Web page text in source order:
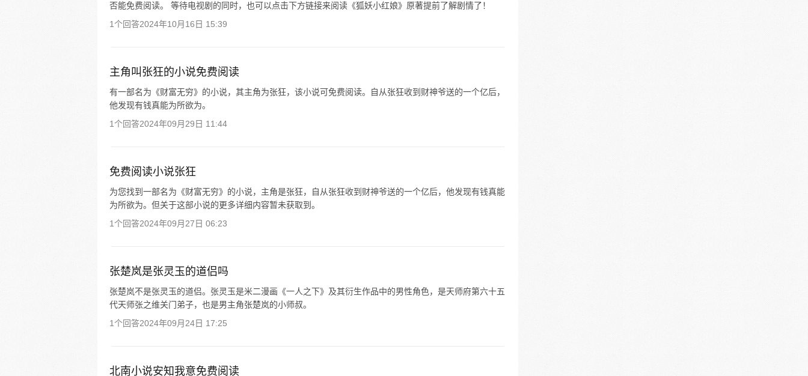
否能免费阅读。 等待电视剧的同时，也可以点击下方链接来阅读《狐妖小红娘》原著提前了解剧情了！
1个回答2024年10月16日 15:39
主角叫张狂的小说免费阅读
有一部名为《财富无穷》的小说，其主角为张狂，该小说可免费阅读。自从张狂收到财神爷送的一个亿后，
他发现有钱真能为所欲为。
1个回答2024年09月29日 11:44
免费阅读小说张狂
为您找到一部名为《财富无穷》的小说，主角是张狂，自从张狂收到财神爷送的一个亿后，他发现有钱真能
为所欲为。但关于这部小说的更多详细内容暂未获取到。
1个回答2024年09月27日 06:23
张楚岚是张灵玉的道侣吗
张楚岚不是张灵玉的道侣。张灵玉是米二漫画《一人之下》及其衍生作品中的男性角色，是天师府第六十五
代天师张之维关门弟子，也是男主角张楚岚的小师叔。
1个回答2024年09月24日 17:25
北南小说安知我意免费阅读